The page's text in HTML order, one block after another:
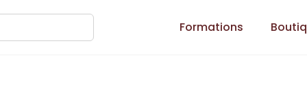
Formations